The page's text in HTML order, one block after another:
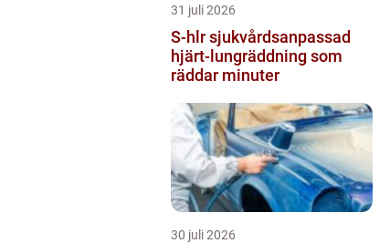
31 juli 2026
S-hlr sjukvårdsanpassad
hjärt-lungräddning som
räddar minuter
30 juli 2026